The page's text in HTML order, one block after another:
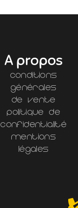
A propos
Conditions
générales
de vente
Politique de
confidentialité
Mentions
légales